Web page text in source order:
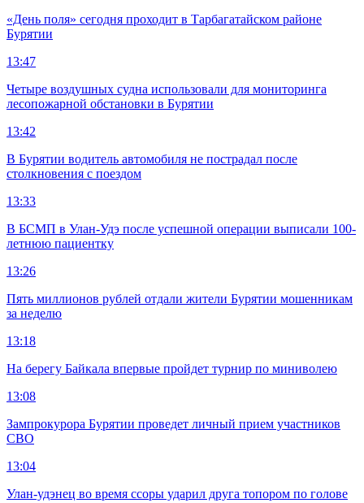
«День поля» сегодня проходит в Тарбагатайском районе
Бурятии
13:47
Четыре воздушных судна использовали для мониторинга
лесопожарной обстановки в Бурятии
13:42
В Бурятии водитель автомобиля не пострадал после
столкновения с поездом
13:33
В БСМП в Улан-Удэ после успешной операции выписали 100-
летнюю пациентку
13:26
Пять миллионов рублей отдали жители Бурятии мошенникам
за неделю
13:18
На берегу Байкала впервые пройдет турнир по миниволею
13:08
Зампрокурора Бурятии проведет личный прием участников
СВО
13:04
Улан-удэнец во время ссоры ударил друга топором по голове